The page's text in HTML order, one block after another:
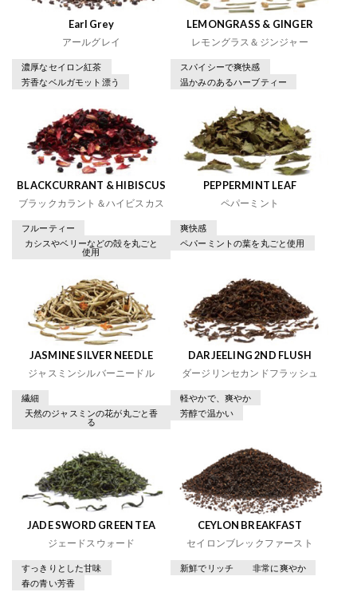
Earl Grey
アールグレイ
濃厚なセイロン紅茶
芳香なベルガモット漂う
LEMONGRASS & GINGER
レモングラス＆ジンジャー
スパイシーで爽快感
温かみのあるハーブティー
BLACKCURRANT & HIBISCUS
ブラックカラント＆ハイビスカス
フルーティー
カシスやベリーなどの殻を丸ごと
使用
PEPPERMINT LEAF
ペパーミント
爽快感
ペパーミントの葉を丸ごと使用
JASMINE SILVER NEEDLE
ジャスミンシルバーニードル
繊細
天然のジャスミンの花が丸ごと香
る
DARJEELING 2ND FLUSH
ダージリンセカンドフラッシュ
軽やかで、爽やか
芳醇で温かい
JADE SWORD GREEN TEA
ジェードスウォード
すっきりとした甘味
春の青い芳香
CEYLON BREAKFAST
セイロンブレックファースト
新鮮でリッチ 非常に爽やか